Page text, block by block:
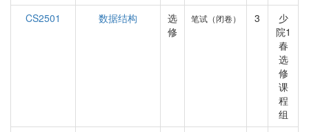
CS2501
数据结构
选
修
笔试（闭卷） 3
少
院1
春
选
修
课
程
组